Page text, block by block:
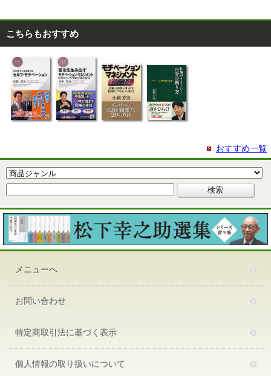
こちらもおすすめ
おすすめ一覧
メニューへ
お問い合わせ
特定商取引法に基づく表示
個人情報の取り扱いについて